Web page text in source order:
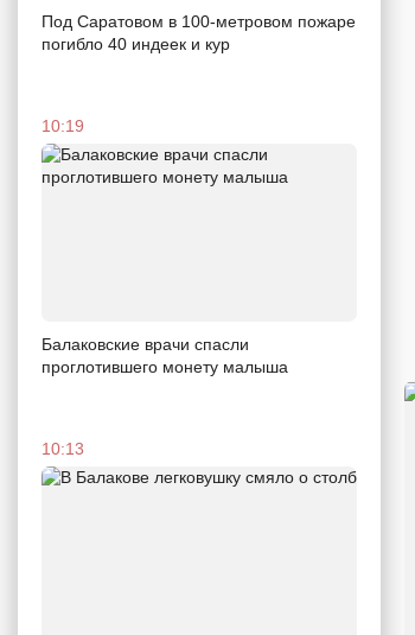
Под Саратовом в 100-метровом пожаре
погибло 40 индеек и кур
10:19
Балаковские врачи спасли
проглотившего монету малыша
10:13